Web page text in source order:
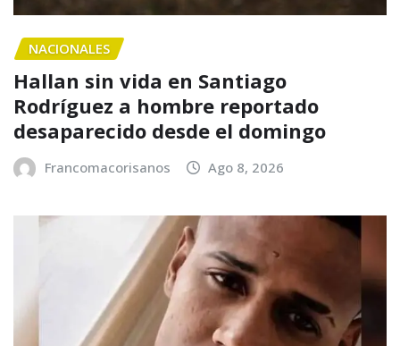
NACIONALES
Hallan sin vida en Santiago
Rodríguez a hombre reportado
desaparecido desde el domingo
Francomacorisanos Ago 8, 2026